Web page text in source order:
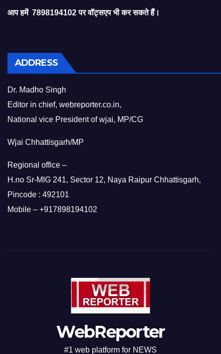
आप हमें 7898194102 पर वॉट्सएप भी कर सकते हैं।
ADDRESS
Dr. Madho Singh
Editor in chief, webreporter.co.in,
National vice President of wjai, MP/CG
Wjai Chhattisgarh/MP
Regional office –
H.no Sr-MIG 241, Sector 12, Naya Raipur Chhattisgarh,
Pincode : 492101
Mobile – +917898194102
WebReporter
#1 web platform for NEWS